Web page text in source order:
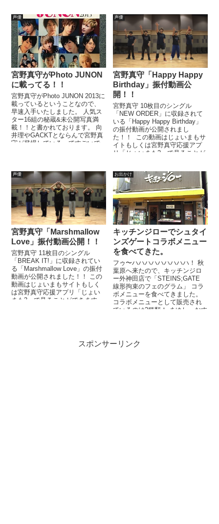
声優
宮野真守がPhoto JUNON
に載ってる！！
宮野真守がPhoto JUNON 2013に
載っているということなので、
早速入手いたしました。 人気ス
ター16組の秘蔵&未公開写真満
載！！と書かれております。 向
井理やGACKTとならんで宮野真
守が登場しているってすごいで
声優
宮野真守「Happy Happy
Birthday」振付動画公
開！！
宮野真守 10枚目のシングル
「NEW ORDER」に収録されて
いる「Happy Happy Birthday」
の振付動画が公開されまし
た！！ この動画はじょいまもサ
イトもしくは宮野真守応援アプ
リ「じょいまも2」で見ることが
声優
宮野真守「Marshmallow
Love」振付動画公開！！
宮野真守 11枚目のシングル
「BREAK IT!」に収録されてい
る「Marshmallow Love」の振付
動画が公開されました！！ この
動画はじょいまもサイトもしく
は宮野真守応援アプリ「じょい
まも3」で見ることができます。
お出かけ
キッチンジローでシュタイ
ンズゲートコラボメニュー
を食べてきた。
フゥ〜ハハハハハハハハハ！ 秋
葉原へ来たので、キッチンジロ
ー外神田店で「STEINS;GATE
線形拘束のフェのグラム」 コラ
ボメニューを食べてきました。
コラボメニューとして販売され
ているのは2種類！ まゆしーおす
スポンサーリンク